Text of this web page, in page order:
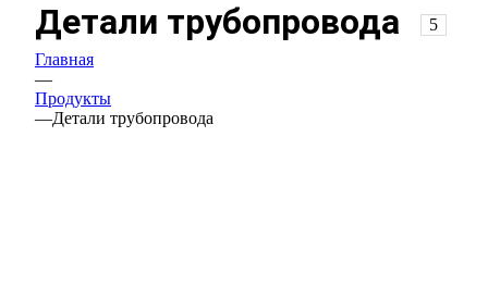
Детали трубопровода
5
Главная
—
Продукты
—Детали трубопровода